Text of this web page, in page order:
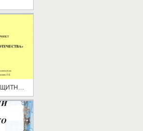
«23 ФЕВРАЛЯ - ДЕНЬ ЗАЩИТНИКА ОТЕЧЕСТВА»